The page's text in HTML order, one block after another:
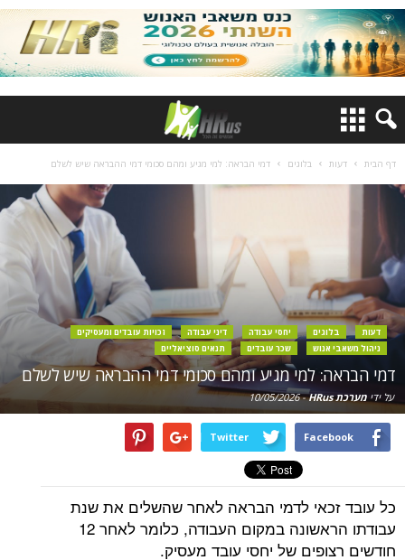
דף הבית דעות בלוגים דמי הבראה: למי מגיע ומהם סכומי דמי ההבראה שיש לשלם
דעות בלוגים יחסי עבודה דיני עבודה
זכויות עובדים ומעסיקים
ניהול משאבי אנוש
שכר עובדים תנאים סוציאליים
דמי הבראה: למי מגיע ומהם סכומי דמי ההבראה שיש לשלם
על ידי מערכת HRus -
10/05/2026
Facebook
Twitter
כל עובד זכאי לדמי הבראה לאחר שהשלים את שנת
עבודתו הראשונה במקום העבודה, כלומר לאחר 12
חודשים רצופים של יחסי עובד מעסיק.